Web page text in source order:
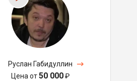
Руслан Габидуллин
Цена от50 000₽